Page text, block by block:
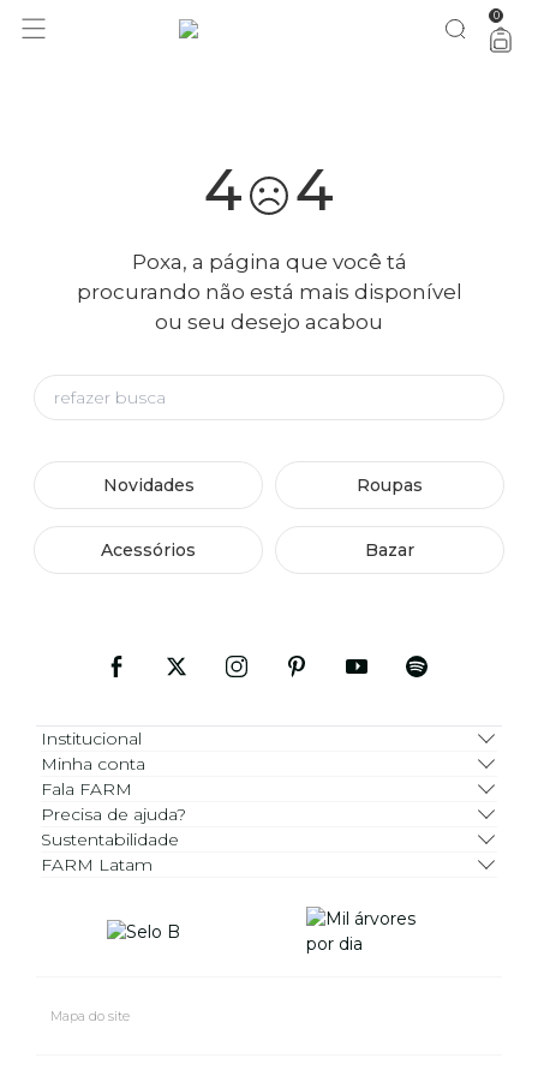
você merece 30% OFF pra comemorar com a gente aproveita! 0
4 4
Poxa, a página que você tá
procurando não está mais disponível
ou seu desejo acabou
Novidades Roupas
Acessórios Bazar
Institucional
Minha conta
Fala FARM
Precisa de ajuda?
Sustentabilidade
FARM Latam
Mapa do site